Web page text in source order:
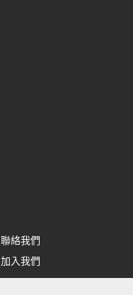
聯絡我們
加入我們